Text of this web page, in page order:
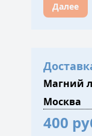
Далее
Магний
400